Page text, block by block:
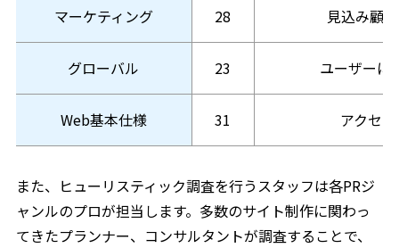
マーケティング 28 見込み顧
グローバル 23 ユーザーに
Web基本仕様 31 アクセ
また、ヒューリスティック調査を行うスタッフは各PRジ
ャンルのプロが担当します。多数のサイト制作に関わっ
てきたプランナー、コンサルタントが調査することで、